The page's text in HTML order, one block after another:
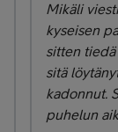
Mikäli
kyseisen
sitten
sitä
kadonnut.
puhelun